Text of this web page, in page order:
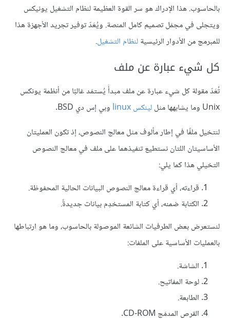
بالحاسوب. هذا الإدراك هو سر القوة العظيمة لنظام التشغيل يونيكس
ويتجلى في مجمَل تصميم كامل المنصة. ويُعَدّ توفير تجريد الأجهزة هذا
للمبرمج من الأدوار الرئيسيةلنظام التشغيل.
كل شيء عبارة عن ملف
تُعَدّ مقولة كل شيء عبارة عن ملف مبدأً يُستمَد غالبًا من أنظمة يونكس
Unix وما يشابهها مثل
لينكس linux
وبي إس دي BSD.
لنتخيل ملفًا في إطار مألوف مثل معالج النصوص، إذ تكون العمليتان
الأساسيتان اللتان نستطيع تنفيذهما على ملف في معالج النصوص
التخيلي هذا كما يلي:
قراءته، أي قراءة معالج النصوص البيانات الحالية المحفوظة.
الكتابة ضمنه، أي كتابة المستخدِم بيانات جديدةً.
لنستعرض بعض الطرفيات الشائعة الموصولة بالحاسوب، وما هو ارتباطها
بالعمليات الأساسية على الملفات:
الشاشة.
لوحة المفاتيح.
الطابعة.
القرص المدمَج CD-ROM.